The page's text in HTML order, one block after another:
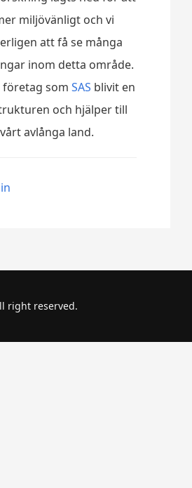
miljövänligt och vi
att få se många
inom detta område.
företag somSAS blivit en
och hjälper till
avlånga land.